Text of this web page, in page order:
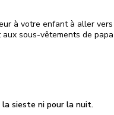
à votre enfant à aller
sous-vêtements de
sieste ni pour la nuit.